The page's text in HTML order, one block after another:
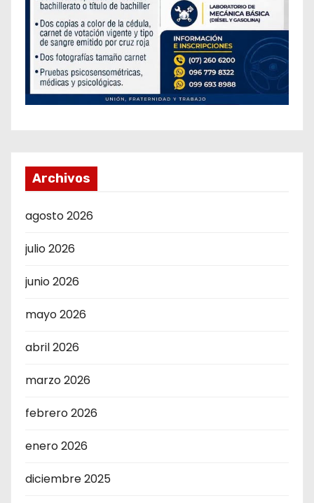
Archivos
agosto 2026
julio 2026
junio 2026
mayo 2026
abril 2026
marzo 2026
febrero 2026
enero 2026
diciembre 2025